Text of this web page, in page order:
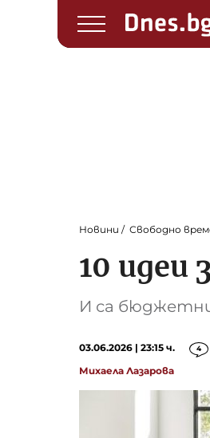
Новини Свободно
10 идеи
И са
03.06.2026 | 23:15 ч. 4
Михаела Лазарова